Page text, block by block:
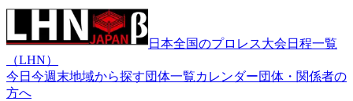
日本全国のプロレス大会日程一覧
（LHN）
今日 今週末地域から探す団体一覧カレンダー団体・関係者の
方へ